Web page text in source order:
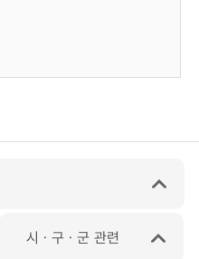
시ㆍ구ㆍ군 관련